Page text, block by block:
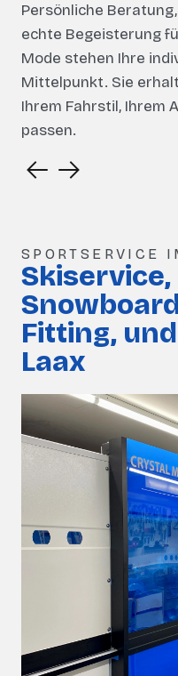
Persönliche
echte Begeisterung
Mode stehen Ihre
Mittelpunkt. Sie
Ihrem Fahrstil, Ihrem
passen.
SPORTSERVICE
Skiservice,
Fitting,
Laax